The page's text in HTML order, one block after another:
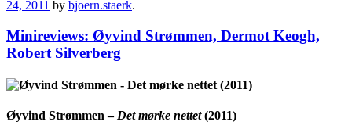
24, 2011 by bjoern.staerk.
Minireviews: Øyvind Strømmen, Dermot Keogh,
Robert Silverberg
Øyvind Strømmen –Det mørke nettet(2011)